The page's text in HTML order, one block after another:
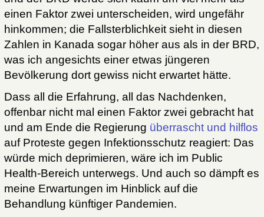
einen Faktor zwei unterscheiden, wird ungefähr
hinkommen; die Fallsterblichkeit sieht in diesen
Zahlen in Kanada sogar höher aus als in der BRD,
was ich angesichts einer etwas jüngeren
Bevölkerung dort gewiss nicht erwartet hätte.
Dass all die Erfahrung, all das Nachdenken,
offenbar nicht mal einen Faktor zwei gebracht hat
und am Ende die Regierung überrascht und hilflos
auf Proteste gegen Infektionsschutz reagiert: Das
würde mich deprimieren, wäre ich im Public
Health-Bereich unterwegs. Und auch so dämpft es
meine Erwartungen im Hinblick auf die
Behandlung künftiger Pandemien.